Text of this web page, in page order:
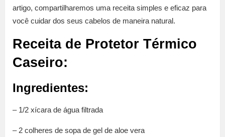
artigo, compartilharemos uma receita simples e eficaz para
você cuidar dos seus cabelos de maneira natural.
Receita de Protetor Térmico
Caseiro:
Ingredientes:
– 1/2 xícara de água filtrada
– 2 colheres de sopa de gel de aloe vera